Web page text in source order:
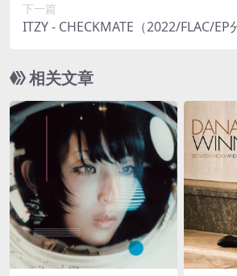
下一篇
ITZY - CHECKMATE（2022/FLAC/EP
相关文章